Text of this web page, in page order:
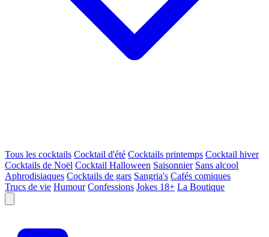
Tous les cocktails Cocktail d'été Cocktails printemps Cocktail hiver
Cocktails de Noël Cocktail Halloween Saisonnier Sans alcool
Aphrodisiaques Cocktails de gars Sangria's Cafés comiques
Trucs de vie Humour Confessions Jokes 18+ La Boutique